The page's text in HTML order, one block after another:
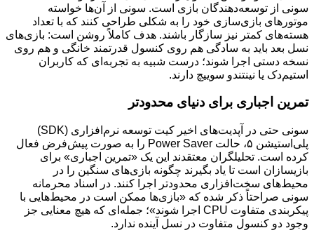
سونی از توسعه‌دهندگان بازی است. سونی از آن‌ها خواسته
موتورهای بازی‌سازی خود را به شکلی طراحی کنند که با تعداد
هسته‌های کمتر نیز سازگار باشند. هدف کاملاً روشن است: بازی‌های
نسل بعد باید به سادگی هم روی کنسول قدرتمند خانگی و هم روی
نسخه دستی اجرا شوند؛ درست شبیه به تجربه‌ای که کاربران
استیم‌دک یا نینتندو سوییچ دارند.
تمرین اجباری برای دنیای محدودتر
سونی حتی در آپدیت‌های اخیر کیت توسعه نرم‌افزاری (SDK)
پلی‌استیشن ۵، حالت Power Saver را به صورت پیش‌فرض فعال
کرده است. تحلیلگران معتقدند این یک «تمرین اجباری» برای
بازیسازان است تا یاد بگیرند چگونه بازی‌های سنگین را در
محیط‌های سخت‌افزاری محدودتر اجرا کنند. در اسناد محرمانه
سونی صراحتاً ذکر شده که «بازی‌ها ممکن است در محیط‌هایی با
پیکربندی متفاوت CPU اجرا شوند»؛ جمله‌ای که هیچ معنایی جز
وجود دو کنسول متفاوت در نسل آینده ندارد.